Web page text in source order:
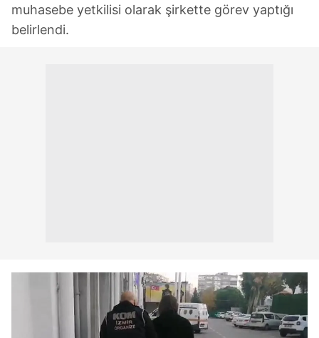
muhasebe yetkilisi olarak şirkette görev yaptığı
belirlendi.